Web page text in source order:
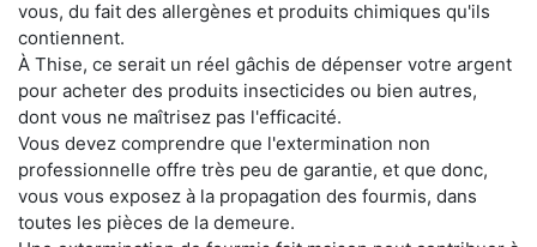
vous, du fait des allergènes et produits chimiques qu'ils
contiennent.
À Thise, ce serait un réel gâchis de dépenser votre argent
pour acheter des produits insecticides ou bien autres,
dont vous ne maîtrisez pas l'efficacité.
Vous devez comprendre que l'extermination non
professionnelle offre très peu de garantie, et que donc,
vous vous exposez à la propagation des fourmis, dans
toutes les pièces de la demeure.